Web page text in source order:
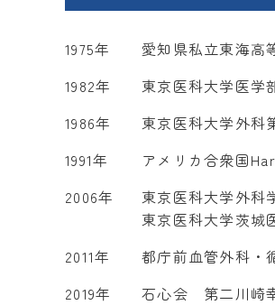
1975年
愛知県私立東海
1982年
東京医科大学医
1986年
東京医科大学外
1991年
アメリカ合衆国
2006年
東京医科大学外
東京医科大学茨
2011年
都庁前血管外科
2019年
石心会 第二川崎